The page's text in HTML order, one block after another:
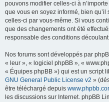
pouvons modifier celles-ci à
que vous en soyez informé, bien
celles-ci par vous-même. Si vous
que des changements ont été
responsable des conditions
Nos forums sont développés par
« leur », « logiciel phpBB », «
« Équipes phpBB ») qui est un script
GNU General Public License v2 »
être téléchargé depuis
les discussions sur Internet. phpBB